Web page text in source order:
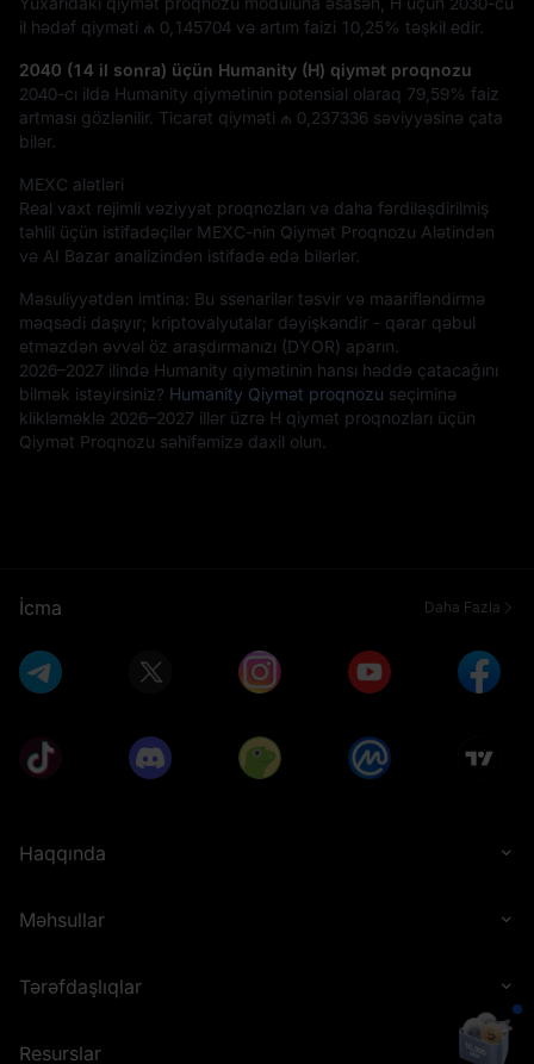
il hədəf qiyməti ₼ 0,145704 və artım faizi 10,25% təşkil edir.
2040 (14 il sonra) üçün Humanity (H) qiymət proqnozu
2040-cı ildə Humanity qiymətinin potensial olaraq 79,59% faiz
artması gözlənilir. Ticarət qiyməti ₼ 0,237336 səviyyəsinə çata
bilər.
MEXC alətləri
Real vaxt rejimli vəziyyət proqnozları və daha fərdiləşdirilmiş
təhlil üçün istifadəçilər MEXC-nin Qiymət Proqnozu Alətindən
və AI Bazar analizindən istifadə edə bilərlər.
Məsuliyyətdən imtina: Bu ssenarilər təsvir və maarifləndirmə
məqsədi daşıyır; kriptovalyutalar dəyişkəndir - qərar qəbul
etməzdən əvvəl öz araşdırmanızı (DYOR) aparın.
2026–2027 ilində Humanity qiymətinin hansı həddə çatacağını
bilmək istəyirsiniz? Humanity Qiymət proqnozu seçiminə
klikləməklə 2026–2027 illər üzrə H qiymət proqnozları üçün
Qiymət Proqnozu səhifəmizə daxil olun.
İcma Daha Fazla
Haqqında
Məhsullar
Tərəfdaşlıqlar
Resurslar